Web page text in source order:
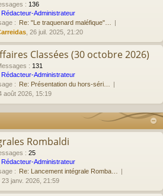
: 136
Rédacteur-Administrateur
: Re: "Le traquenard maléfique"…
, 26 juil. 2025, 21:20
Classées (30 octobre 2026)
: 131
Rédacteur-Administrateur
: Re: Présentation du hors-séri…
août 2026, 15:19
Rombaldi
: 25
Rédacteur-Administrateur
: Re: Lancement intégrale Romba…
, 23 janv. 2026, 21:59